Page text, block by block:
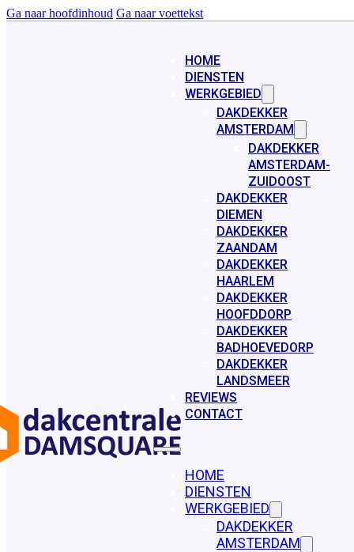
Ga naar hoofdinhoud Ga naar voettekst
HOME
DIENSTEN
WERKGEBIED
DAKDEKKER
AMSTERDAM
DAKDEKKER
AMSTERDAM-
ZUIDOOST
DAKDEKKER
DIEMEN
DAKDEKKER
ZAANDAM
DAKDEKKER
HAARLEM
DAKDEKKER
HOOFDDORP
DAKDEKKER
BADHOEVEDORP
DAKDEKKER
LANDSMEER
REVIEWS
CONTACT
HOME
DIENSTEN
WERKGEBIED
DAKDEKKER
AMSTERDAM